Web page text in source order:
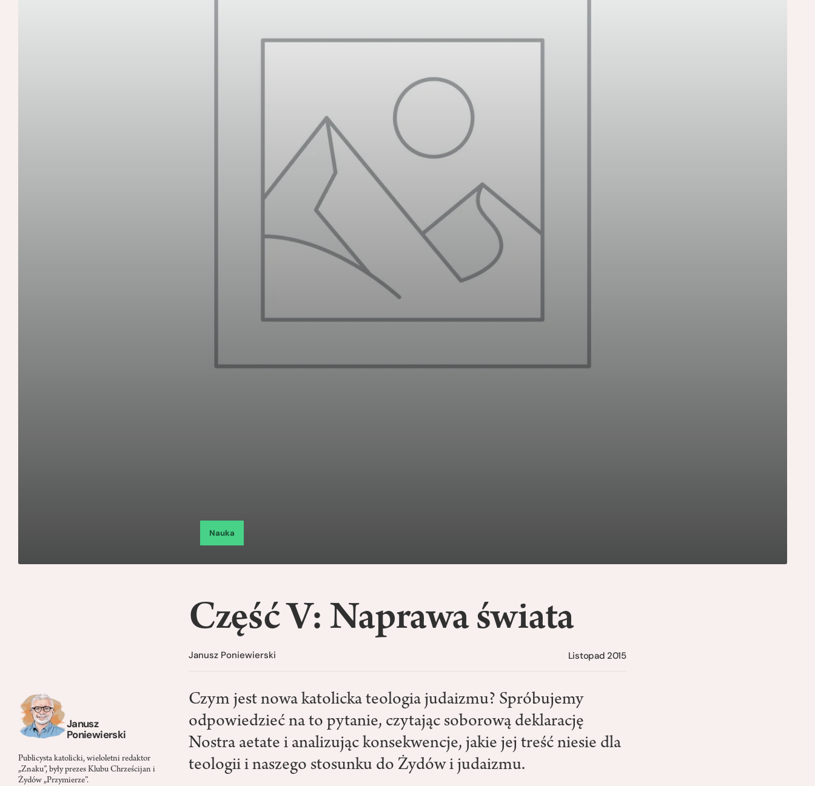
Nauka
Janusz
Poniewierski
Publicysta katolicki, wieloletni redaktor
„Znaku”, były prezes Klubu Chrześcijan i
Żydów „Przymierze”.
Część V: Naprawa świata
Janusz Poniewierski Listopad 2015
Czym jest nowa katolicka teologia judaizmu? Spróbujemy
odpowiedzieć na to pytanie, czytając soborową deklarację
Nostra aetate i analizując konsekwencje, jakie jej treść niesie dla
teologii i naszego stosunku do Żydów i judaizmu.